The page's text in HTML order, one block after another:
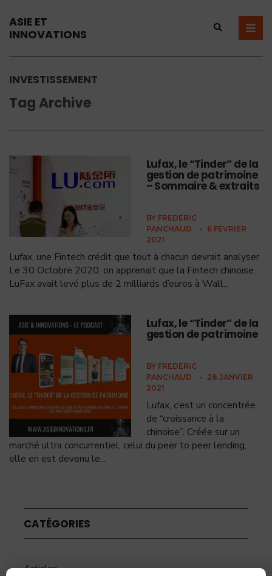
ASIE ET
INNOVATIONS
INVESTISSEMENT
Tag Archive
Lufax, le “Tinder” de la
gestion de patrimoine
– Sommaire & extraits
BY FREDERIC
PANCHAUD
•
6 FÉVRIER
2021
Lufax, une Fintech crédit que tout à chacun devrait analyser
Le 30 Octobre 2020, on apprenait que la Fintech chinoise
LuFax avait levé plus de 2 milliards d’euros à Wall...
Lufax, le “Tinder” de la
gestion de patrimoine
BY FREDERIC
PANCHAUD
•
28 JANVIER
2021
Lufax, c’est un concentrée
de “croissance à la
chinoise”. Créée sur un
marché ultra concurrentiel, celui du peer to peer lending,
elle en est devenu le...
CATÉGORIES
Articles